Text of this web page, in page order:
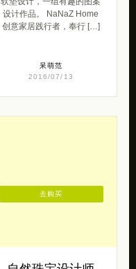
设计作品。 NaNaZ Home
创意家居践行者，奉行 […]
呆萌范
2016/07/13
去购买